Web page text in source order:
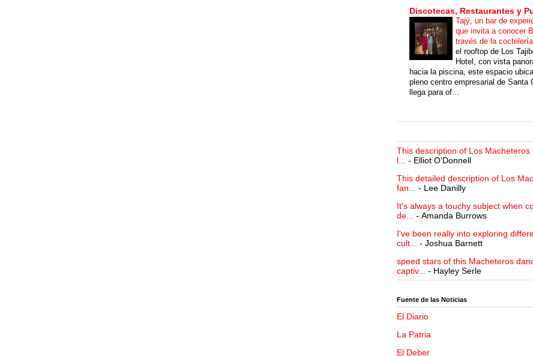
Discotecas, Restaurantes y
Tajý, un bar de
que invita a conocer
través de la
el rooftop de Los
Hotel, con vista
hacia la piscina, este espacio
pleno centro empresarial de Santa
llega para of...
This description of Los Macheteros
l...
- Elliot O'Donnell
This detailed description of Los
fan...
- Lee Danilly
It's always a touchy subject when
de...
- Amanda Burrows
I've been really into exploring
cult...
- Joshua Barnett
speed stars of this Macheteros
captiv...
- Hayley Serle
Fuente de las Noticias
El Diario
La Patria
El Deber